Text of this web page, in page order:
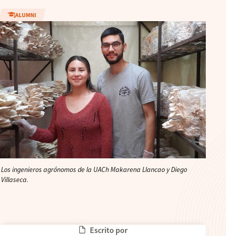
ALUMNI
Los ingenieros agrónomos de la UACh Makarena Llancao y Diego
Villaseca.
Escrito por